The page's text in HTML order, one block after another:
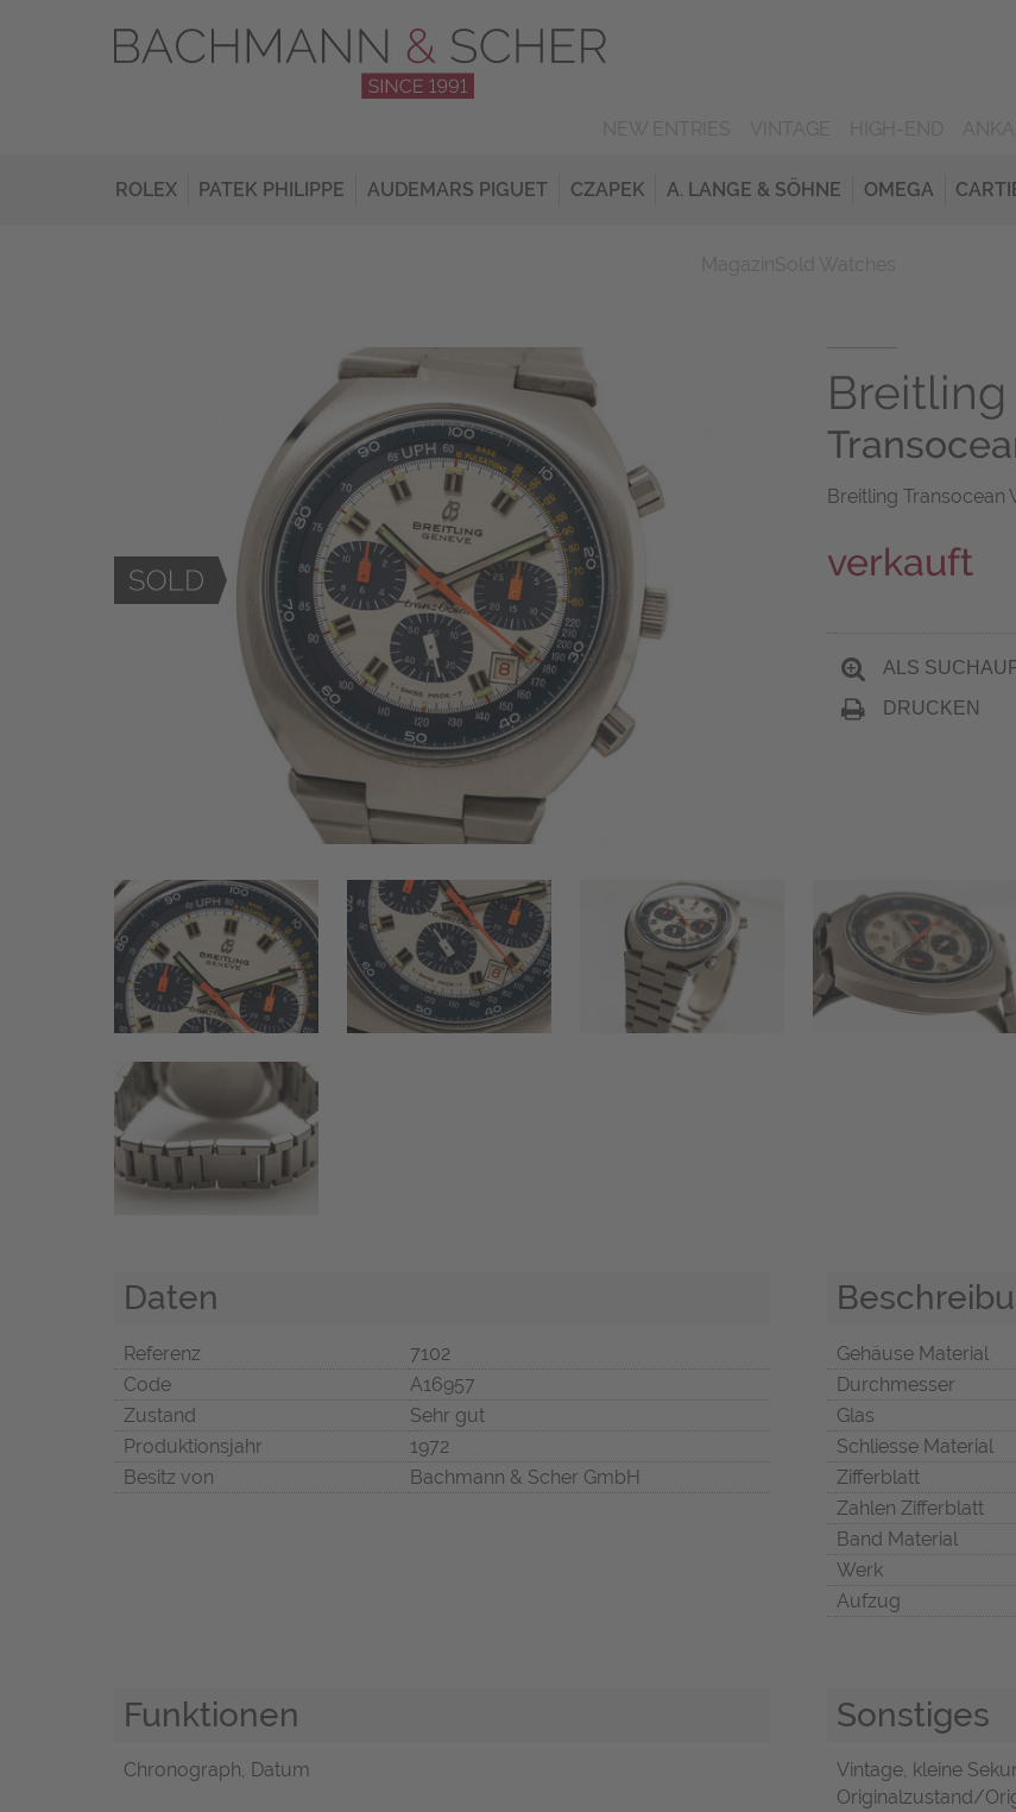
ROLEX PATEK PHILIPPE AUDEMARS PIGUET CZAPEK A. LANGE & SÖHNE OMEGA
Breitling
Breitling Transocean
verkauft
ALS
DRUCKEN
Daten
Referenz
7102
Code
A16957
Zustand
Sehr gut
Produktionsjahr
1972
Besitz von
Bachmann & Scher GmbH
Gehäuse Material
Durchmesser
Glas
Schliesse Material
Zifferblatt
Zahlen Zifferblatt
Band Material
Werk
Aufzug
Funktionen
Chronograph, Datum
Sonstiges
Vintage, kleine
Originalzustand/